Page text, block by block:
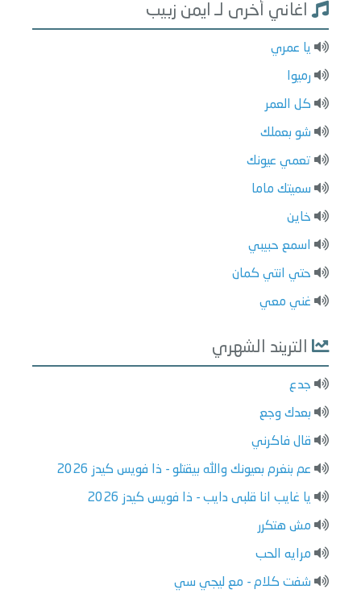
اغاني أخرى لـ ايمن زبيب
يا عمري
رميوا
كل العمر
شو بعملك
تعمي عيونك
سميتك ماما
خاين
اسمع حبيبي
حتي انتي كمان
غني معي
التريند الشهري
جدع
بعدك وجع
قال فاكرني
عم بنغرم بعيونك والله بيقتلو - ذا فويس كيدز 2026
يا غايب انا قلبى دايب - ذا فويس كيدز 2026
مش هتكرر
مرايه الحب
شفت كلام - مع ليجي سي